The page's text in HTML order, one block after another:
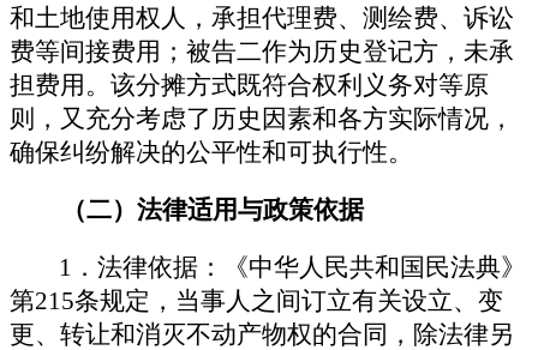
和土地使用权人，承担代理费、测绘费、诉讼
费等间接费用；被告二作为历史登记方， 未承
担费用。该分摊方式既符合权利义务对等原
则，又充分考虑了历史因素和各方实际情况，
确保纠纷解决的公平性和可执行性。
（二） 法律适用与政策依据
1 ． 法律依据 ：《中华人民共和国民法典》
第215条规定，当事人之间订立有关设立、变
更、转让和消灭不动产物权的合同，除法律另